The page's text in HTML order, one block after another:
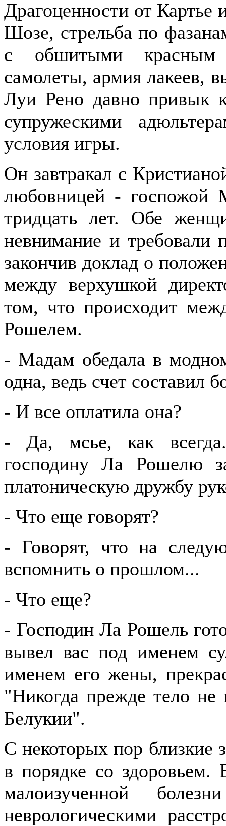
Драгоценности от
Шозе, стрельба по
с обшитыми красным
самолеты, армия лакеев,
Луи Рено давно привык
супружескими
условия игры.
Он завтракал с
любовницей - госпожой
тридцать лет. Обе
невнимание и требовали
закончив доклад о
между верхушкой
том, что происходит
Рошелем.
- Мадам обедала в
одна, ведь счет составил
- И все оплатила она?
- Да, мсье, как
господину Ла Рошелю
платоническую дружбу
- Что еще говорят?
- Говорят, что на
вспомнить о прошлом...
- Что еще?
- Господин Ла Рошель
вывел вас под именем
именем его жены,
"Никогда прежде тело не
Белукии".
С некоторых пор близкие
в порядке со здоровьем.
малоизученной
неврологическими